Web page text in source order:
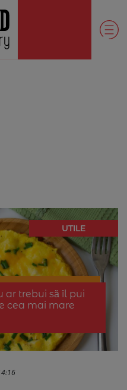
UTILE
ar trebui să îl pui
cea mai mare